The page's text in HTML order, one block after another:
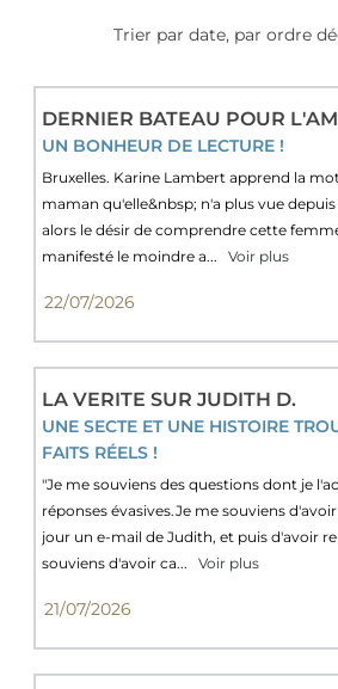
Trier par date, par ordre
DERNIER BATEAU POUR
UN BONHEUR DE LECTURE !
Bruxelles. Karine Lambert apprend la
maman qu'elle&nbsp; n'a plus vue
alors le désir de comprendre cette
manifesté le moindre a...
Voir plus
22/07/2026
LA VERITE SUR JUDITH D.
UNE SECTE ET UNE HISTOIRE
FAITS RÉELS !
"Je me souviens des questions dont je
réponses évasives.Je me souviens
jour un e-mail de Judith, et puis d'avoir
souviens d'avoir ca...
Voir plus
21/07/2026